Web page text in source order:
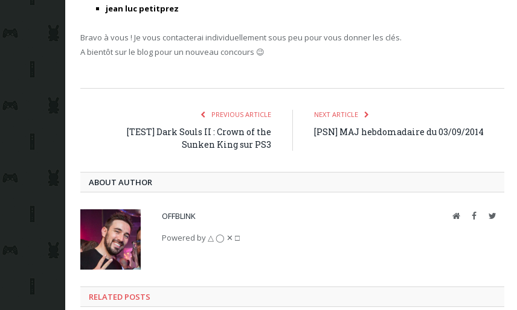
jean luc petitprez
Bravo à vous ! Je vous contacterai individuellement sous peu pour vous donner les clés.
A bientôt sur le blog pour un nouveau concours 😉
PREVIOUS ARTICLE
[TEST] Dark Souls II : Crown of the
Sunken King sur PS3
NEXT ARTICLE
[PSN] MAJ hebdomadaire du 03/09/2014
ABOUT AUTHOR
OFFBLINK WebsiteFacebookTwitter
Powered by △ ◯ ✕ □
RELATED POSTS